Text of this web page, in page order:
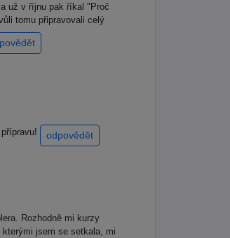
už v říjnu pak říkal "Proč
tomu připravovali celý
odpovědět
Rozhodně mi kurzy
jsem se setkala, mi